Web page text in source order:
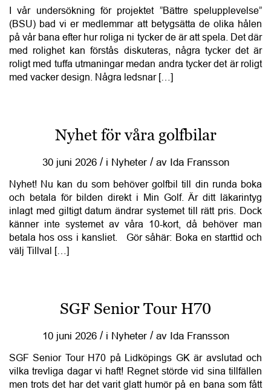
I vår undersökning för projektet ”Bättre spelupplevelse”
(BSU) bad vi er medlemmar att betygsätta de olika hålen
på vår bana efter hur roliga ni tycker de är att spela. Det där
med rolighet kan förstås diskuteras, några tycker det är
roligt med tuffa utmaningar medan andra tycker det är roligt
med vacker design. Några ledsnar […]
Nyhet för våra golfbilar
30 juni 2026 / i Nyheter / av Ida Fransson
Nyhet! Nu kan du som behöver golfbil till din runda boka
och betala för bilden direkt i Min Golf. Är ditt läkarintyg
inlagt med giltigt datum ändrar systemet till rätt pris. Dock
känner inte systemet av våra 10-kort, då behöver man
betala hos oss i kansliet. Gör såhär: Boka en starttid och
välj Tillval […]
SGF Senior Tour H70
10 juni 2026 / i Nyheter / av Ida Fransson
SGF Senior Tour H70 på Lidköpings GK är avslutad och
vilka trevliga dagar vi haft! Regnet störde vid sina tillfällen
men trots det har det varit glatt humör på en bana som fått